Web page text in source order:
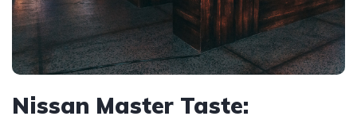
Nissan Master Taste: